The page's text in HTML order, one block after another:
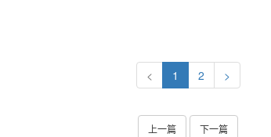
< 1 2 >
上一篇 下一篇